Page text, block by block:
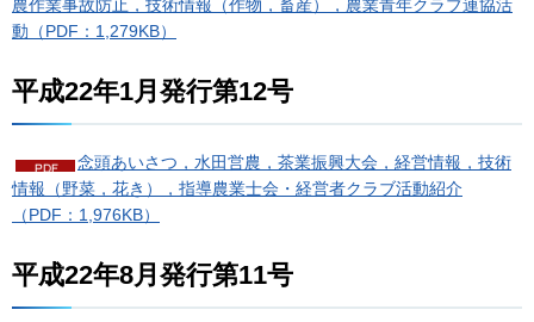
農作業事故防止，技術情報（作物，畜産），農業青年クラブ連協活
動（PDF：1,279KB）
平成22年1月発行第12号
念頭あいさつ，水田営農，茶業振興大会，経営情報，技術
情報（野菜，花き），指導農業士会・経営者クラブ活動紹介
（PDF：1,976KB）
平成22年8月発行第11号